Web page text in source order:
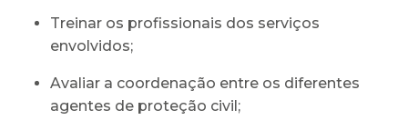
Treinar os profissionais dos serviços
envolvidos;
Avaliar a coordenação entre os diferentes
agentes de proteção civil;